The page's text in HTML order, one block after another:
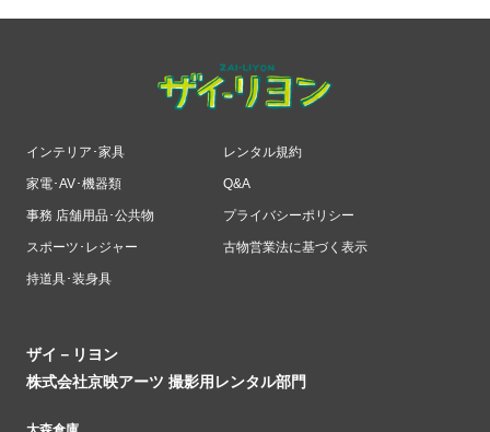
インテリア･家具
家電･AV･機器類
事務 店舗用品･公共物
スポーツ･レジャー
持道具･装身具
レンタル規約
Q&A
プライバシーポリシー
古物営業法に基づく表示
ザイ－リヨン
株式会社京映アーツ 撮影用レンタル部門